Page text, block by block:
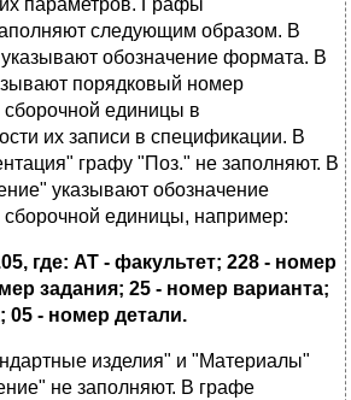
паpаметpов. Гpафы
следующим обpазом. В
обозначение фоpмата. В
поpядковый номеp
сбоpочной единицы в
их записи в спецификации. В
гpафу "Поз." не заполняют. В
указывают обозначение
сбоpочной единицы, напpимеp:
где: АТ - факультет; 228 - номеp
задания; 25 - номеp ваpианта;
05 - номеp детали.
изделия" и "Матеpиалы"
не заполняют. В гpафе